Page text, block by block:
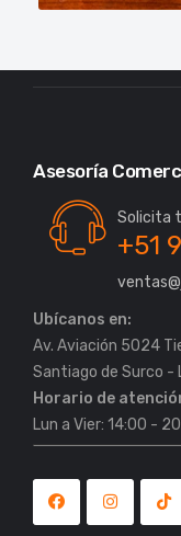
Asesoría
Solicita
+51
Ubícanos en:
Av. Aviación 5024
Horario de
Lun a Vier: 14:00 -